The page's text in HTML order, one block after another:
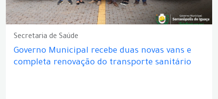
Secretaria de Saúde
Governo Municipal recebe duas novas vans e
completa renovação do transporte sanitário